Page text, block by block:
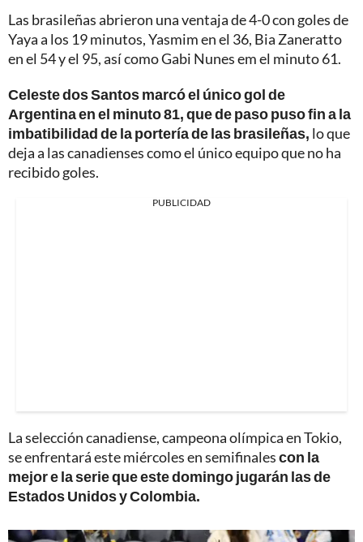
Las brasileñas abrieron una ventaja de 4-0 con goles de
Yaya a los 19 minutos, Yasmim en el 36, Bia Zaneratto
en el 54 y el 95, así como Gabi Nunes em el minuto 61.
Celeste dos Santos marcó el único gol de
Argentina en el minuto 81, que de paso puso fin a la
imbatibilidad de la portería de las brasileñas, lo que
deja a las canadienses como el único equipo que no ha
recibido goles.
PUBLICIDAD
La selección canadiense, campeona olímpica en Tokio,
se enfrentará este miércoles en semifinalescon la
mejor e la serie que este domingo jugarán las de
Estados Unidos y Colombia.